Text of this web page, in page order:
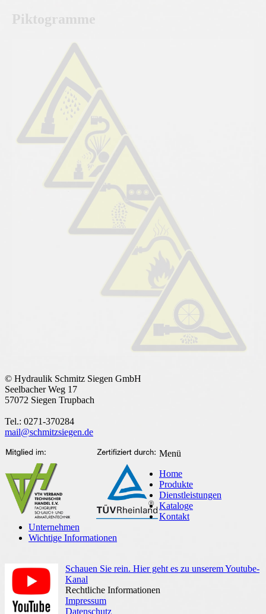
Piktogramme
© Hydraulik Schmitz Siegen GmbH
Seelbacher Weg 17
57072 Siegen Trupbach
Tel.: 0271-370284
mail@schmitzsiegen.de
Menü
Home
Produkte
Dienstleistungen
Kataloge
Kontakt
Unternehmen
Wichtige Informationen
Schauen Sie rein. Hier geht es zu unserem Youtube-
Kanal
Rechtliche Informationen
Impressum
Datenschutz